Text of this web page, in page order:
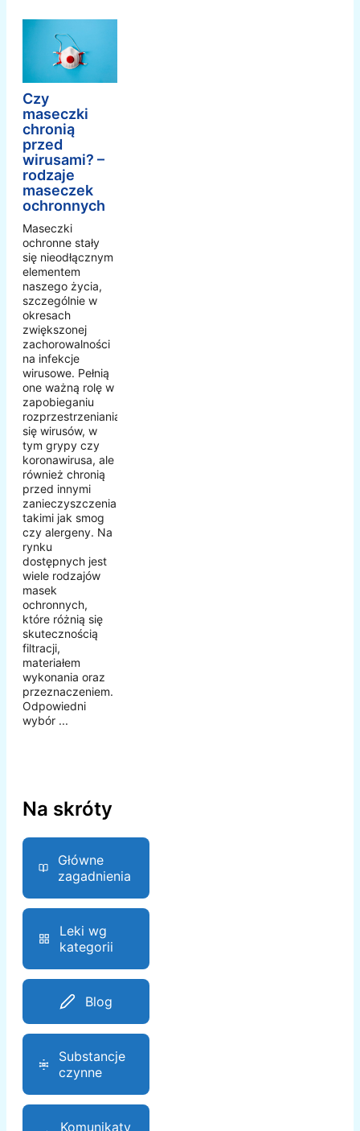
Czy
maseczki
chronią
przed
wirusami? –
rodzaje
maseczek
ochronnych
Maseczki
ochronne stały
się nieodłącznym
elementem
naszego życia,
szczególnie w
okresach
zwiększonej
zachorowalności
na infekcje
wirusowe. Pełnią
one ważną rolę w
zapobieganiu
rozprzestrzeniania
się wirusów, w
tym grypy czy
koronawirusa, ale
również chronią
przed innymi
zanieczyszczeniami,
takimi jak smog
czy alergeny. Na
rynku
dostępnych jest
wiele rodzajów
masek
ochronnych,
które różnią się
skutecznością
filtracji,
materiałem
wykonania oraz
przeznaczeniem.
Odpowiedni
wybór ...
Na skróty
Główne
zagadnienia
Leki wg
kategorii
Blog
Substancje
czynne
Komunikaty